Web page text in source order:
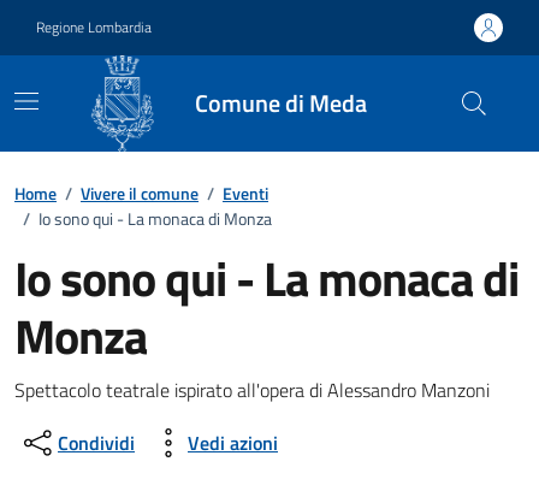
Regione Lombardia
Comune di Meda
Home / Vivere il comune / Eventi
/ Io sono qui - La monaca di Monza
Io sono qui - La monaca di
Monza
Dettagli della notizia
Spettacolo teatrale ispirato all'opera di Alessandro Manzoni
Condividi
Vedi azioni